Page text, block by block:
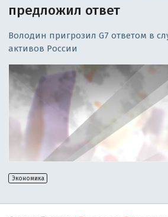
предложил ответ
Володин пригрозил G7 ответом в
активов России
Экономика